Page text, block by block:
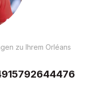
zu Ihrem Orléans